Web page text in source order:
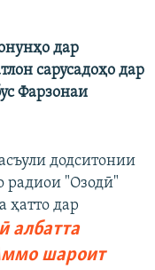
дар
сарусадоҳо дар
Фарзонаи
додситонии
радиои "Озодӣ"
ҳатто дар
албатта
шароит